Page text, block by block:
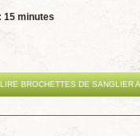
15 minutes
LIRE BROCHETTES DE SANGLIER